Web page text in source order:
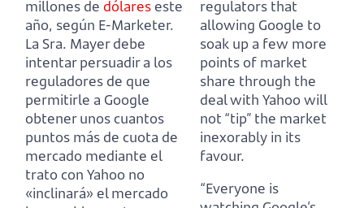
millones de dólareseste
año, según E-Marketer.
La Sra. Mayer debe
intentar persuadir a los
reguladores de que
permitirle a Google
obtener unos cuantos
puntos más de cuota de
mercado mediante el
trato con Yahoo no
«inclinará» el mercado
regulators that
allowing Google to
soak up a few more
points of market
share through the
deal with Yahoo will
not “tip” the market
inexorably in its
favour.
“Everyone is